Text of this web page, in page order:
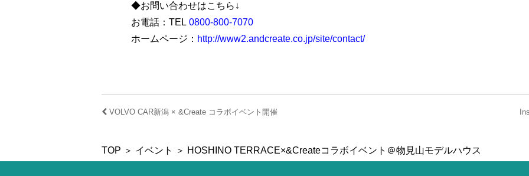
◆お問い合わせはこちら↓
お電話：TEL 0800-800-7070
ホームページ： http://www2.andcreate.co.jp/site/contact/
VOLVO CAR新潟 × &Create コラボイベント開催
TOP ＞ イベント ＞ HOSHINO TERRACE×&Createコラボイベント＠物見山モデルハウス